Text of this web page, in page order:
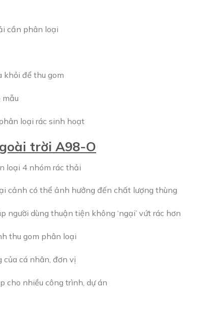
cần phân loại
khỏi để thu gom
loại rác sinh hoạt
trời A98-O
loại 4 nhóm rác thải
cảnh có thể ảnh hưởng đến chất lượng thùng
dùng thuận tiện không ‘ngại’ vứt rác hơn
thu gom phân loại
của cá nhân, đơn vị
cho nhiều công trình, dự án